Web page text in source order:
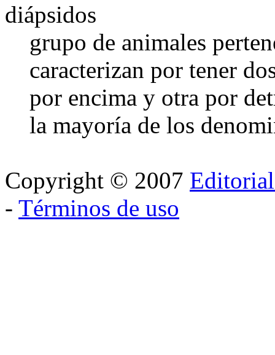
diápsidos
grupo de animales
caracterizan por tener
por encima y otra por
la mayoría de los
Copyright © 2007
- Términos de uso